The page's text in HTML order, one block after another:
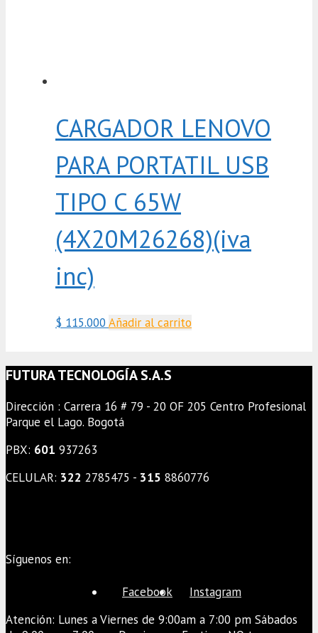
CARGADOR LENOVO
PARA PORTATIL USB
TIPO C 65W
(4X20M26268)(iva
inc)
$ 115.000 Añadir al carrito
FUTURA TECNOLOGÍA S.A.S
Dirección : Carrera 16 # 79 - 20 OF 205 Centro Profesional
Parque el Lago. Bogotá
PBX: 601 937263
CELULAR: 322 2785475 - 315 8860776
Síguenos en:
Facebook
Instagram
Atención: Lunes a Viernes de 9:00am a 7:00 pm Sábados